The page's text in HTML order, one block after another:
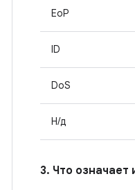
EoP
ID
DoS
Н/д
3. Что означает